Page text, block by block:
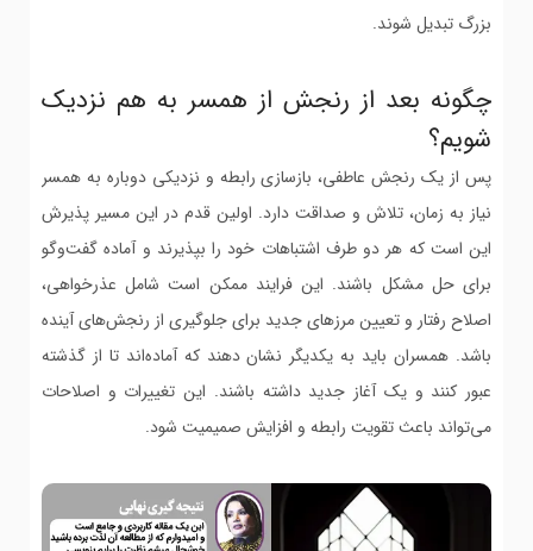
بزرگ تبدیل شوند.
چگونه بعد از رنجش از همسر به هم نزدیک
شویم؟
پس از یک رنجش عاطفی، بازسازی رابطه و نزدیکی دوباره به همسر
نیاز به زمان، تلاش و صداقت دارد. اولین قدم در این مسیر پذیرش
این است که هر دو طرف اشتباهات خود را بپذیرند و آماده گفت‌وگو
برای حل مشکل باشند. این فرایند ممکن است شامل عذرخواهی،
اصلاح رفتار و تعیین مرزهای جدید برای جلوگیری از رنجش‌های آینده
باشد. همسران باید به یکدیگر نشان دهند که آماده‌اند تا از گذشته
عبور کنند و یک آغاز جدید داشته باشند. این تغییرات و اصلاحات
می‌تواند باعث تقویت رابطه و افزایش صمیمیت شود.